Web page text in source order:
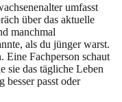
umfasst
über das aktuelle
manchmal
als du jünger warst.
Eine Fachperson schaut
sie das tägliche Leben
besser passt oder